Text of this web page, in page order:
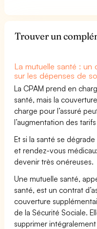
Trouver un
La mutuelle santé : un
sur les dépenses de
La CPAM prend en
santé, mais la
charge pour l’assuré
l’augmentation des
Et si la santé se
et rendez-vous
devenir très onéreuses.
Une mutuelle santé,
santé, est un contrat
couverture
de la Sécurité Sociale.
supprimer